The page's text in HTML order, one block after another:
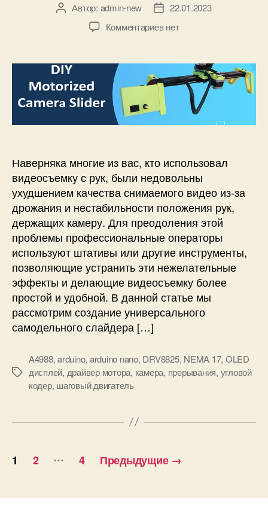
ю
S
-
C
A
M
А
р
з
а
п
с
Автор: admin-new
Д
т
з
а
п
и
с
и
22.01.2023
Комментариевк
п
и
с
и
С
й
д
е
р
к
а
м
е
р
н
а
A
u
л
и
о
нет
Наверняка многие из вас, кто использовал
видеосъемку с рук, были недовольны
ухудшением качества снимаемого видео из-за
дрожания и нестабильности положения рук,
держащих камеру. Для преодоления этой
проблемы профессиональные операторы
используют штативы или другие инструменты,
позволяющие устранить эти нежелательные
эффекты и делающие видеосъемку более
простой и удобной. В данной статье мы
рассмотрим создание универсального
самодельного слайдера […]
М
и
A4988,arduino, arduino nano, DRV8825, NEMA 17, OLED
дисплей, драйвер мотора, камера, прерывания, угловой
кодер, шаговый двигатель
П
1 2 … 4 Предыдущие →